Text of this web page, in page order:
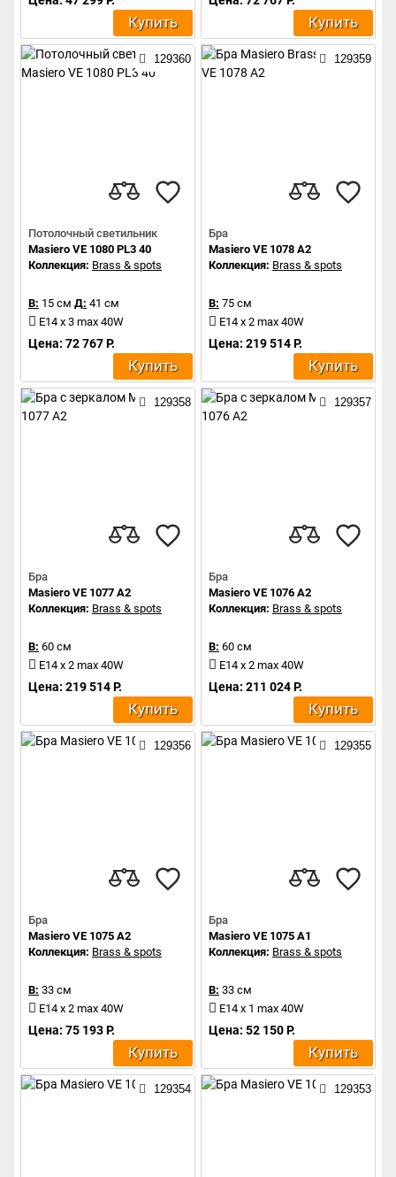
Купить Купить
129360
Потолочный светильник
Masiero VE 1080 PL3 40
Коллекция: Brass & spots
В: 15 см Д: 41 см
E14 x 3 max 40W
Цена: 72 767 Р.
Купить
129359
Бра
Masiero VE 1078 A2
Коллекция: Brass & spots
В: 75 см
E14 x 2 max 40W
Цена: 219 514 Р.
Купить
129358
Бра
Masiero VE 1077 A2
Коллекция: Brass & spots
В: 60 см
E14 x 2 max 40W
Цена: 219 514 Р.
Купить
129357
Бра
Masiero VE 1076 A2
Коллекция: Brass & spots
В: 60 см
E14 x 2 max 40W
Цена: 211 024 Р.
Купить
129356
Бра
Masiero VE 1075 A2
Коллекция: Brass & spots
В: 33 см
E14 x 2 max 40W
Цена: 75 193 Р.
Купить
129355
Бра
Masiero VE 1075 A1
Коллекция: Brass & spots
В: 33 см
E14 x 1 max 40W
Цена: 52 150 Р.
Купить
129354 129353